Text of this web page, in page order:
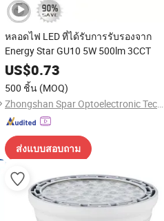
หลอดไฟ LED ที่ได้รับการรับรองจาก
Energy Star GU10 5W 500lm 3CCT
US$0.73
500 ชิ้น (MOQ)
Zhongshan Spar Optoelectronic Technology Co., Ltd
ส่งแบบสอบถาม